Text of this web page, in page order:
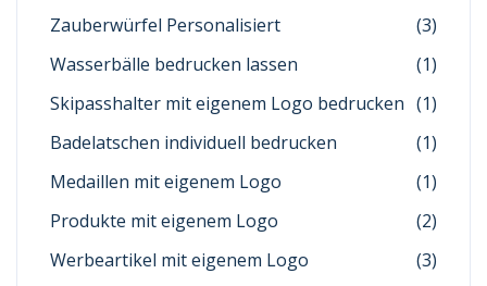
Zauberwürfel Personalisiert
(3)
Wasserbälle bedrucken lassen
(1)
Skipasshalter mit eigenem Logo bedrucken (1)
Badelatschen individuell bedrucken
(1)
Medaillen mit eigenem Logo
(1)
Produkte mit eigenem Logo
(2)
Werbeartikel mit eigenem Logo
(3)